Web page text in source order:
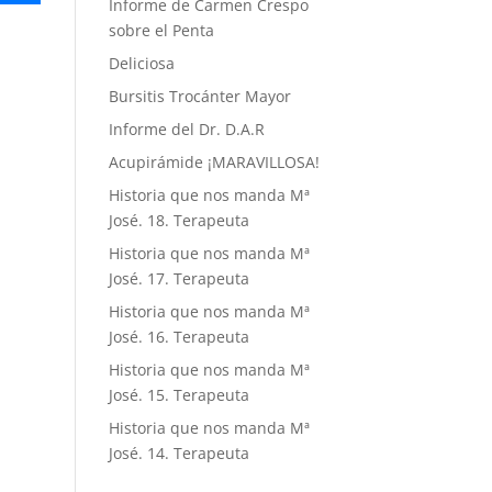
Informe de Carmen Crespo
sobre el Penta
Deliciosa
Bursitis Trocánter Mayor
Informe del Dr. D.A.R
Acupirámide ¡MARAVILLOSA!
Historia que nos manda Mª
José. 18. Terapeuta
Historia que nos manda Mª
José. 17. Terapeuta
Historia que nos manda Mª
José. 16. Terapeuta
Historia que nos manda Mª
José. 15. Terapeuta
Historia que nos manda Mª
José. 14. Terapeuta